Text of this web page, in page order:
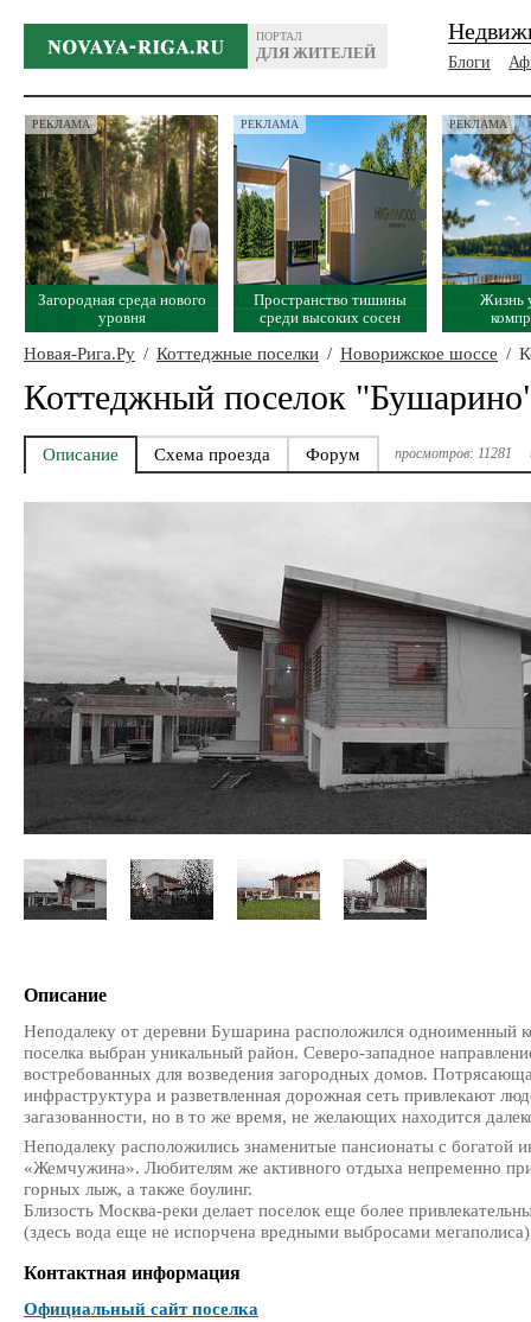
ПОРТАЛ
ДЛЯ ЖИТЕЛЕЙ
Блоги
РЕКЛАМА
Загородная среда нового
уровня
РЕКЛАМА
Пространство тишины
среди высоких сосен
РЕКЛАМА
Жизнь
Новая-Рига.Ру / Коттеджные поселки / Новорижское шоссе /
Коттеджный поселок
Описание Схема проезда Форум просмотров: 11281
Описание
Неподалеку от деревни Бушарина расположился одноименный
поселка выбран уникальный район. Северо-западное
востребованных для возведения загородных домов.
инфраструктура и разветвленная дорожная сеть привлекают
загазованности, но в то же время, не желающих находится
Неподалеку расположились знаменитые пансионаты с богатой
«Жемчужина». Любителям же активного отдыха непременно
горных лыж, а также боулинг.
Близость Москва-реки делает поселок еще более
(здесь вода еще не испорчена вредными выбросами
Контактная информация
Официальный сайт поселка